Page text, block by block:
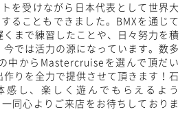
を受けながら日本代表として世界大
ることもできました。BMXを通じて
まで練習したことや、日々努力を積
では活力の源になっています。数多
中からMastercruiseを選んで頂だい
りを全力で提供させて頂きます！石
感し、楽しく遊んでもらえるよう
同心よりご来店をお待ちしておりま